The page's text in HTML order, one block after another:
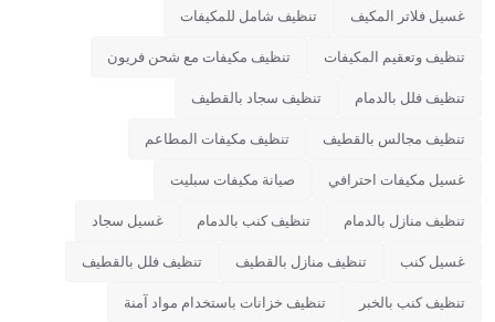
غسيل فلاتر المكيف تنظيف شامل للمكيفات
تنظيف وتعقيم المكيفات تنظيف مكيفات مع شحن فريون
تنظيف فلل بالدمام تنظيف سجاد بالقطيف
تنظيف مجالس بالقطيف تنظيف مكيفات المطاعم
غسيل مكيفات احترافي صيانة مكيفات سبليت
تنظيف منازل بالدمام تنظيف كنب بالدمام غسيل سجاد
غسيل كنب تنظيف منازل بالقطيف تنظيف فلل بالقطيف
تنظيف كنب بالخبر تنظيف خزانات باستخدام مواد آمنة